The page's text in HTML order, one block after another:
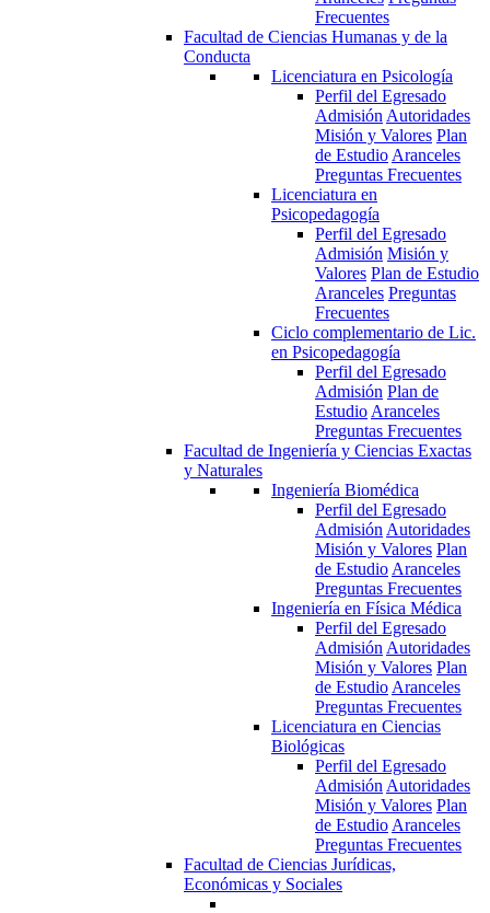
Frecuentes
Facultad de Ciencias Humanas y de la
Conducta
Licenciatura en Psicología
Perfil del Egresado
Admisión Autoridades
Misión y Valores Plan
de Estudio Aranceles
Preguntas Frecuentes
Licenciatura en
Psicopedagogía
Perfil del Egresado
Admisión Misión y
Valores Plan de Estudio
Aranceles Preguntas
Frecuentes
Ciclo complementario de Lic.
en Psicopedagogía
Perfil del Egresado
Admisión Plan de
Estudio Aranceles
Preguntas Frecuentes
Facultad de Ingeniería y Ciencias Exactas
y Naturales
Ingeniería Biomédica
Perfil del Egresado
Admisión Autoridades
Misión y Valores Plan
de Estudio Aranceles
Preguntas Frecuentes
Ingeniería en Física Médica
Perfil del Egresado
Admisión Autoridades
Misión y Valores Plan
de Estudio Aranceles
Preguntas Frecuentes
Licenciatura en Ciencias
Biológicas
Perfil del Egresado
Admisión Autoridades
Misión y Valores Plan
de Estudio Aranceles
Preguntas Frecuentes
Facultad de Ciencias Jurídicas,
Económicas y Sociales